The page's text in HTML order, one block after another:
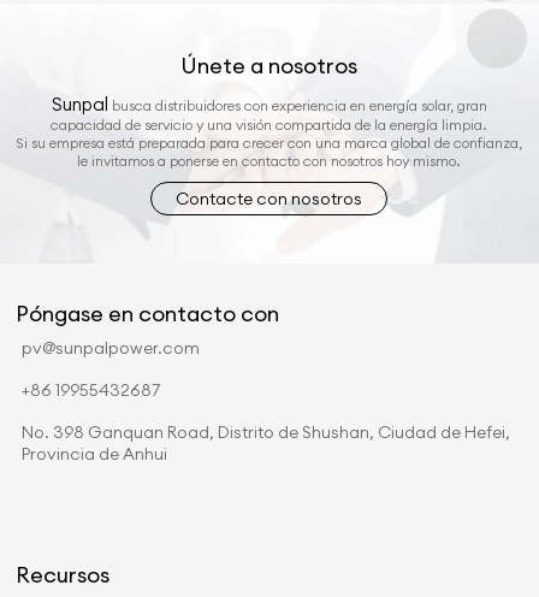
Únete a nosotros
Sunpal busca distribuidores con experiencia en energía solar, gran
capacidad de servicio y una visión compartida de la energía limpia.
Si su empresa está preparada para crecer con una marca global de confianza,
le invitamos a ponerse en contacto con nosotros hoy mismo.
Contacte con nosotros
Póngase en contacto con
pv@sunpalpower.com
+86 19955432687
No. 398 Ganquan Road, Distrito de Shushan, Ciudad de Hefei,
Provincia de Anhui
Recursos